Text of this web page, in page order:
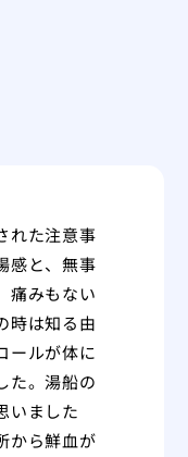
れた注意事
感と、無事
痛みもない
時は知る由
ールが体に
た。湯船の
いました
から鮮血が